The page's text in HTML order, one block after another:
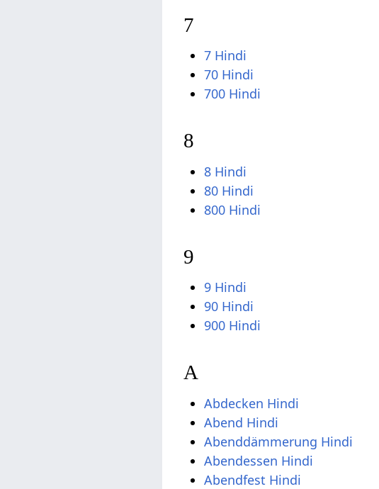
7
7 Hindi
70 Hindi
700 Hindi
8
8 Hindi
80 Hindi
800 Hindi
9
9 Hindi
90 Hindi
900 Hindi
A
Abdecken Hindi
Abend Hindi
Abenddämmerung Hindi
Abendessen Hindi
Abendfest Hindi